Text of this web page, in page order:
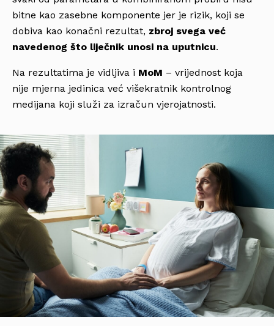
bitne kao zasebne komponente jer je rizik, koji se
dobiva kao konačni rezultat, zbroj svega već
navedenog što liječnik unosi na uputnicu.
Na rezultatima je vidljiva i MoM – vrijednost koja
nije mjerna jedinica već višekratnik kontrolnog
medijana koji služi za izračun vjerojatnosti.